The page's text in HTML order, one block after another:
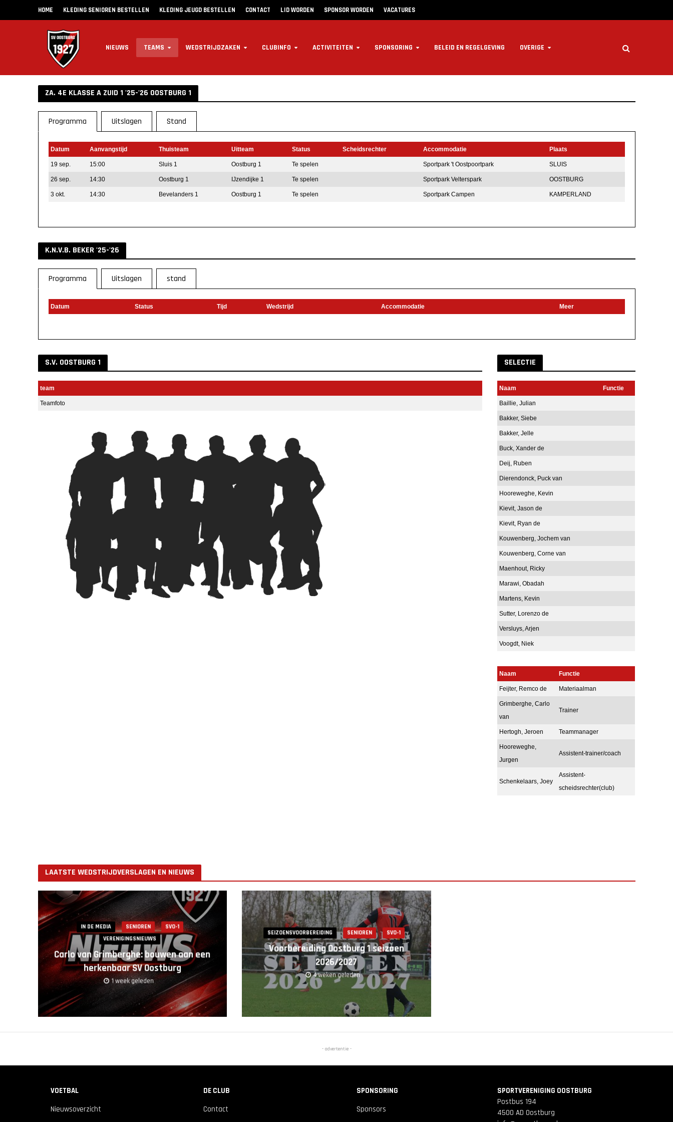
HOME KLEDING SENIOREN BESTELLEN KLEDING JEUGD BESTELLEN CONTACT LID WORDEN SPONSOR WORDEN VACATURES
NIEUWS TEAMS WEDSTRIJDZAKEN CLUBINFO ACTIVITEITEN SPONSORING BELEID EN REGELGEVING OVERIGE
ZA. 4E KLASSE A ZUID 1 '25-'26 OOSTBURG 1
Programma Uitslagen Stand
Datum Aanvangstijd Thuisteam Uitteam Status Scheidsrechter Accommodatie Plaats
19 sep. 15:00 Sluis 1 Oostburg 1 Te spelen Sportpark 't Oostpoortpark SLUIS
26 sep. 14:30 Oostburg 1 IJzendijke 1 Te spelen Sportpark Velterspark OOSTBURG
3 okt. 14:30 Bevelanders 1 Oostburg 1 Te spelen Sportpark Campen KAMPERLAND
K.N.V.B. BEKER '25-'26
Programma Uitslagen stand
Datum Status Tijd Wedstrijd Accommodatie Meer
S.V. OOSTBURG 1
team
Teamfoto
SELECTIE
Naam Functie
Baillie, Julian
Bakker, Siebe
Bakker, Jelle
Buck, Xander de
Deij, Ruben
Dierendonck, Puck van
Hooreweghe, Kevin
Kievit, Jason de
Kievit, Ryan de
Kouwenberg, Jochem van
Kouwenberg, Corne van
Maenhout, Ricky
Marawi, Obadah
Martens, Kevin
Sutter, Lorenzo de
Versluys, Arjen
Voogdt, Niek
Naam Functie
Feijter, Remco de Materiaalman
Grimberghe, Carlo
van
Trainer
Hertogh, Jeroen Teammanager
Hooreweghe,
Jurgen
Assistent-trainer/coach
Schenkelaars, Joey
Assistent-
scheidsrechter(club)
LAATSTE WEDSTRIJDVERSLAGEN EN NIEUWS
IN DE MEDIA SENIOREN
SVO-1
VERENIGINGSNIEUWS
Carlo van Grimberghe: bouwen aan een
herkenbaar SV Oostburg
1 week geleden
SEIZOENSVOORBEREIDING SENIOREN SVO-1
Voorbereiding Oostburg 1 seizoen
2026/2027
4 weken geleden
- advertentie -
VOETBAL
Nieuwsoverzicht
DE CLUB
Contact
SPONSORING
Sponsors
SPORTVERENIGING OOSTBURG
Postbus 194
4500 AD Oostburg